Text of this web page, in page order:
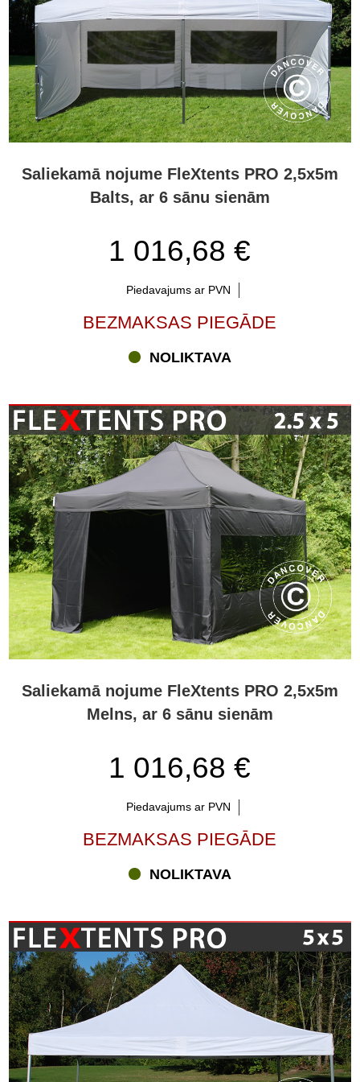
Saliekamā nojume FleXtents PRO 2,5x5m
Balts, ar 6 sānu sienām
1 016,68 €
Piedavajums ar PVN
BEZMAKSAS PIEGĀDE
NOLIKTAVA
Saliekamā nojume FleXtents PRO 2,5x5m
Melns, ar 6 sānu sienām
1 016,68 €
Piedavajums ar PVN
BEZMAKSAS PIEGĀDE
NOLIKTAVA